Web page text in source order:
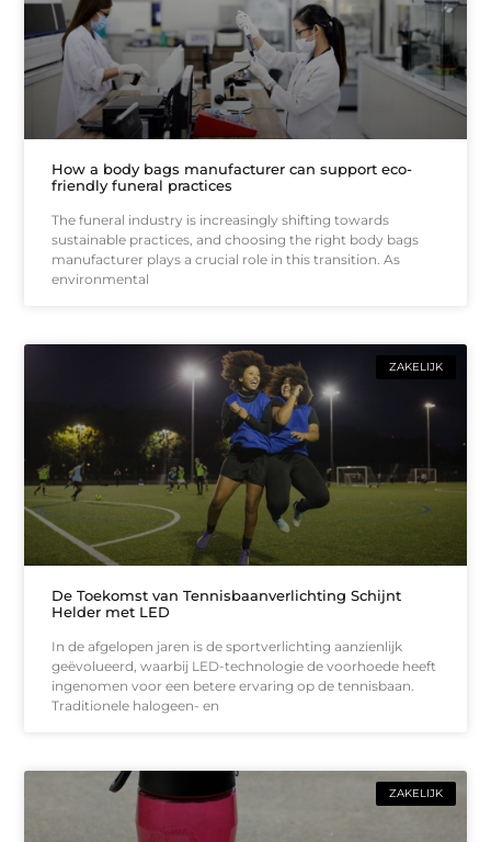
How a body bags manufacturer can support eco-
friendly funeral practices
The funeral industry is increasingly shifting towards
sustainable practices, and choosing the right body bags
manufacturer plays a crucial role in this transition. As
environmental
ZAKELIJK
De Toekomst van Tennisbaanverlichting Schijnt
Helder met LED
In de afgelopen jaren is de sportverlichting aanzienlijk
geëvolueerd, waarbij LED-technologie de voorhoede heeft
ingenomen voor een betere ervaring op de tennisbaan.
Traditionele halogeen- en
ZAKELIJK